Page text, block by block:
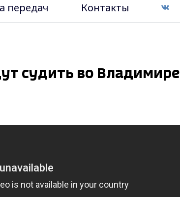
передач Контакты
судить во Владимире